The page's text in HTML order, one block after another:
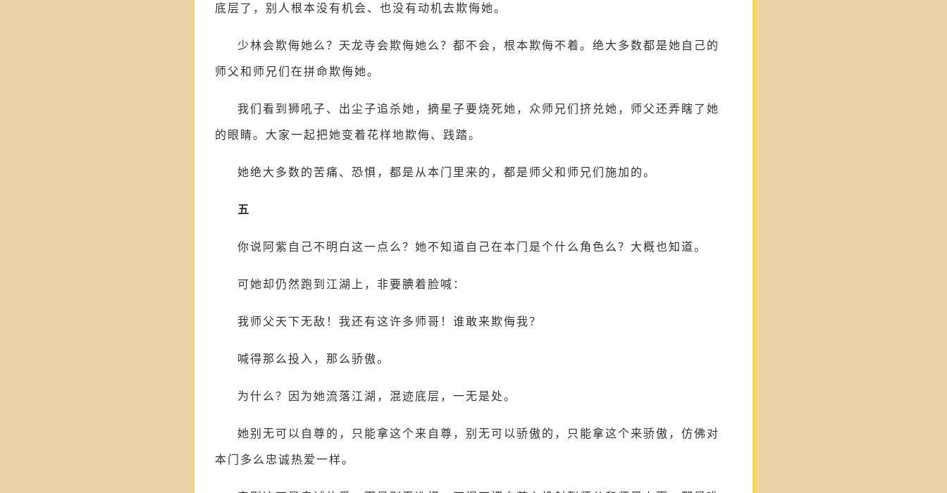
底层了，别人根本没有机会、也没有动机去欺侮她。
少林会欺侮她么？天龙寺会欺侮她么？都不会，根本欺侮不着。绝大多数都是她自己的
师父和师兄们在拼命欺侮她。
我们看到狮吼子、出尘子追杀她，摘星子要烧死她，众师兄们挤兑她，师父还弄瞎了她
的眼睛。大家一起把她变着花样地欺侮、践踏。
她绝大多数的苦痛、恐惧，都是从本门里来的，都是师父和师兄们施加的。
五
你说阿紫自己不明白这一点么？她不知道自己在本门是个什么角色么？大概也知道。
可她却仍然跑到江湖上，非要腆着脸喊：
我师父天下无敌！我还有这许多师哥！谁敢来欺侮我？
喊得那么投入，那么骄傲。
为什么？因为她流落江湖，混迹底层，一无是处。
她别无可以自尊的，只能拿这个来自尊，别无可以骄傲的，只能拿这个来骄傲，仿佛对
本门多么忠诚热爱一样。